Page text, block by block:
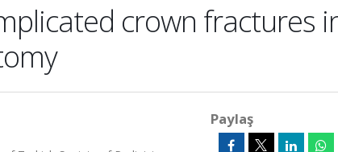
crown fractures
Paylaş